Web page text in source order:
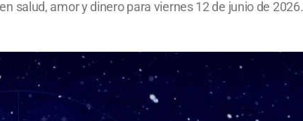
salud, amor y dinero para viernes 12 de junio de 2026.